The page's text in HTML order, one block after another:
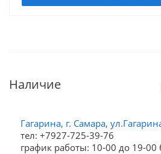
Наличие
Гагарина, г. Самара,
тел: +7927-725-39-76
график работы: 10-00 до 19-